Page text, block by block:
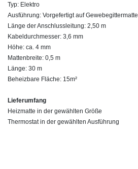
Typ: Elektro
Ausführung: Vorgefertigt auf Gewebegittermatte
Länge der Anschlussleitung: 2,50 m
Kabeldurchmesser: 3,6 mm
Höhe: ca. 4 mm
Mattenbreite: 0,5 m
Länge: 30 m
Beheizbare Fläche: 15m²
Lieferumfang
Heizmatte in der gewählten Größe
Thermostat in der gewählten Ausführung